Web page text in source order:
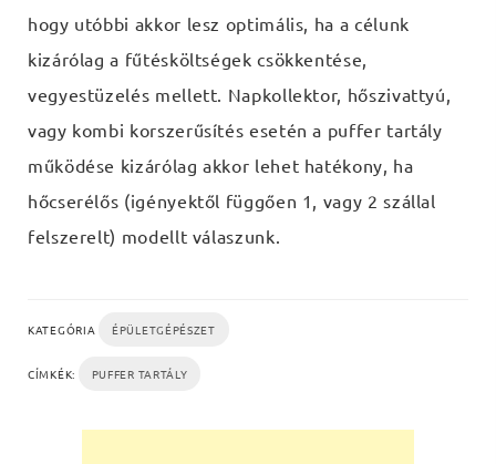
hogy utóbbi akkor lesz optimális, ha a célunk
kizárólag a fűtésköltségek csökkentése,
vegyestüzelés mellett. Napkollektor, hőszivattyú,
vagy kombi korszerűsítés esetén a puffer tartály
működése kizárólag akkor lehet hatékony, ha
hőcserélős (igényektől függően 1, vagy 2 szállal
felszerelt) modellt válaszunk.
KATEGÓRIA ÉPÜLETGÉPÉSZET
CÍMKÉK: PUFFER TARTÁLY